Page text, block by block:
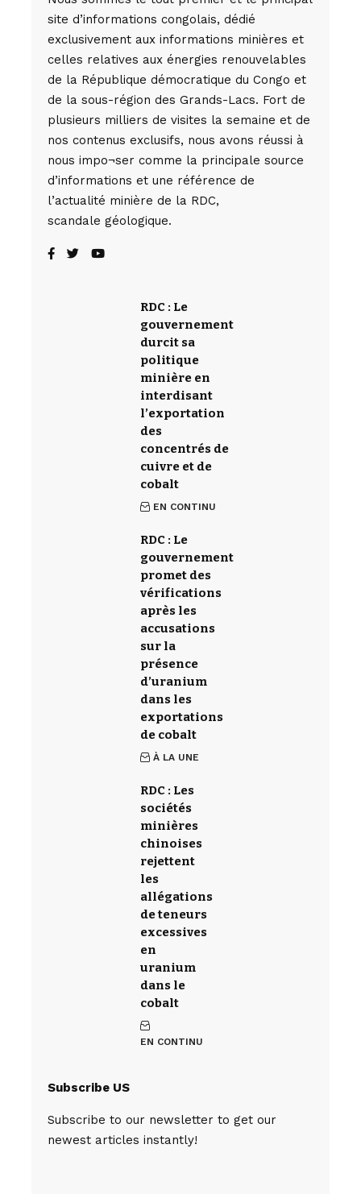
site d’informations congolais, dédié
exclusivement aux informations minières et
celles relatives aux énergies renouvelables
de la République démocratique du Congo et
de la sous-région des Grands-Lacs. Fort de
plusieurs milliers de visites la semaine et de
nos contenus exclusifs, nous avons réussi à
nous impo¬ser comme la principale source
d’informations et une référence de
l’actualité minière de la RDC,
scandale géologique.
RDC : Le
gouvernement
durcit sa
politique
minière en
interdisant
l’exportation
des
concentrés de
cuivre et de
cobalt
EN CONTINU
RDC : Le
gouvernement
promet des
vérifications
après les
accusations
sur la
présence
d’uranium
dans les
exportations
de cobalt
À LA UNE
RDC : Les
sociétés
minières
chinoises
rejettent
les
allégations
de teneurs
excessives
en
uranium
dans le
cobalt
EN CONTINU
Subscribe US
Subscribe to our newsletter to get our
newest articles instantly!